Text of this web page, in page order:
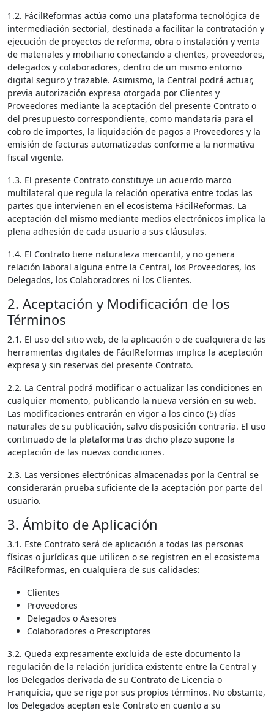
1.2. FácilReformas actúa como una plataforma tecnológica de
intermediación sectorial, destinada a facilitar la contratación y
ejecución de proyectos de reforma, obra o instalación y venta
de materiales y mobiliario conectando a clientes, proveedores,
delegados y colaboradores, dentro de un mismo entorno
digital seguro y trazable. Asimismo, la Central podrá actuar,
previa autorización expresa otorgada por Clientes y
Proveedores mediante la aceptación del presente Contrato o
del presupuesto correspondiente, como mandataria para el
cobro de importes, la liquidación de pagos a Proveedores y la
emisión de facturas automatizadas conforme a la normativa
fiscal vigente.
1.3. El presente Contrato constituye un acuerdo marco
multilateral que regula la relación operativa entre todas las
partes que intervienen en el ecosistema FácilReformas. La
aceptación del mismo mediante medios electrónicos implica la
plena adhesión de cada usuario a sus cláusulas.
1.4. El Contrato tiene naturaleza mercantil, y no genera
relación laboral alguna entre la Central, los Proveedores, los
Delegados, los Colaboradores ni los Clientes.
2. Aceptación y Modificación de los
Términos
2.1. El uso del sitio web, de la aplicación o de cualquiera de las
herramientas digitales de FácilReformas implica la aceptación
expresa y sin reservas del presente Contrato.
2.2. La Central podrá modificar o actualizar las condiciones en
cualquier momento, publicando la nueva versión en su web.
Las modificaciones entrarán en vigor a los cinco (5) días
naturales de su publicación, salvo disposición contraria. El uso
continuado de la plataforma tras dicho plazo supone la
aceptación de las nuevas condiciones.
2.3. Las versiones electrónicas almacenadas por la Central se
considerarán prueba suficiente de la aceptación por parte del
usuario.
3. Ámbito de Aplicación
3.1. Este Contrato será de aplicación a todas las personas
físicas o jurídicas que utilicen o se registren en el ecosistema
FácilReformas, en cualquiera de sus calidades:
Clientes
Proveedores
Delegados o Asesores
Colaboradores o Prescriptores
3.2. Queda expresamente excluida de este documento la
regulación de la relación jurídica existente entre la Central y
los Delegados derivada de su Contrato de Licencia o
Franquicia, que se rige por sus propios términos. No obstante,
los Delegados aceptan este Contrato en cuanto a su